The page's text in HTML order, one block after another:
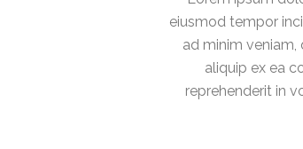
eiusmod tempor
ad minim
aliquip ex ea
reprehenderit in